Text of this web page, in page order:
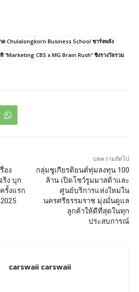
ด Chulalongkorn Business School ชาร์จพลัง
“Marketing CBS x MG Brain Rush” ชิงรางวัลรวม
อง
ง บุก
รั้งแรก
บทความถัดไป
กลุ่มชูเกียรติยนต์ทุ่มลงทุน 100
ล้าน เปิดโชว์รูมมาสด้าและ
ศูนย์บริการแห่งใหม่ใน
นครศรีธรรมราช มุ่งมั่นดูแล
ลูกค้าให้ดีที่สุดในทุก
ประสบการณ์
carswaii carswaii